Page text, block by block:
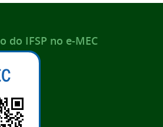
do IFSP no e-MEC